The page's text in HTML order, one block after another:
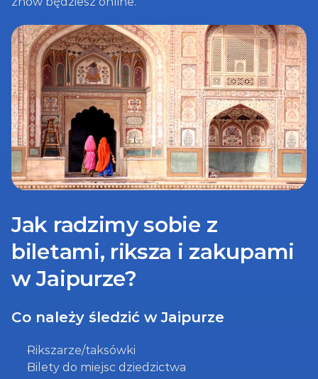
Jak radzimy sobie z
biletami, riksza i zakupami
w Jaipurze?
Co należy śledzić w Jaipurze
Rikszarze/taksówki
Bilety do miejsc dziedzictwa